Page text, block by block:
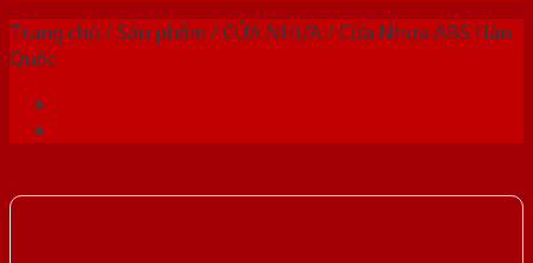
Trang chủ /Sản phẩm /CỬA NHỰA/Cửa Nhựa ABS Hàn
Quốc